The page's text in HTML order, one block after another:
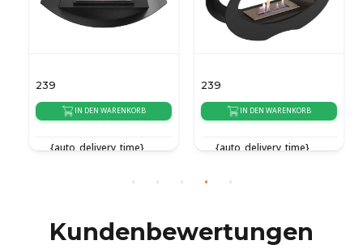
239
IN DEN WARENKORB
{auto_delivery_time}
239
IN DEN WARENKORB
{auto_delivery_time}
Kundenbewertungen